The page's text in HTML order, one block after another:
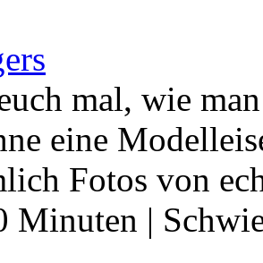
mal, wie
eine
Fotos von
Minuten |